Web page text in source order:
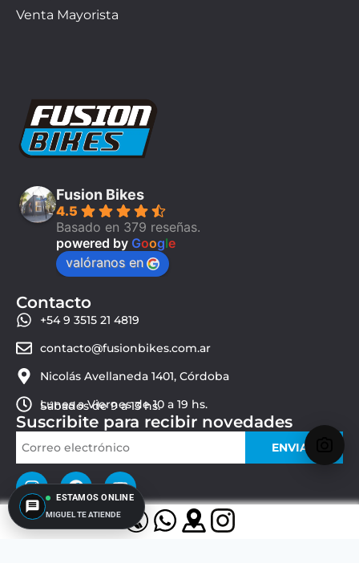
Venta Mayorista
Fusion Bikes
4.5
Basado en 379 reseñas.
powered by Google
valóranos en
Contacto
+54 9 3515 21 4819
contacto@fusionbikes.com.ar
Nicolás Avellaneda 1401, Córdoba
Lunes a Viernes de 10 a 19 hs.
Sábados de 9 a 13 hs.
Suscribite para recibir novedades
ENVIAR
© 2026 Fusion Bikes
ESTAMOS ONLINE
MIGUEL TE ATIENDE